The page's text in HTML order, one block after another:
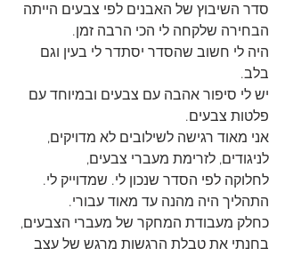
סדר השיבוץ של האבנים לפי צבעים הייתה
הבחירה שלקחה לי הכי הרבה זמן.
היה לי חשוב שהסדר יסתדר לי בעין וגם
בלב.
יש לי סיפור אהבה עם צבעים ובמיוחד עם
פלטות צבעים.
אני מאוד רגישה לשילובים לא מדויקים,
לניגודים, לזרימת מעברי צבעים,
לחלוקה לפי הסדר שנכון לי. שמדוייק לי.
התהליך היה מהנה עד מאוד עבורי.
כחלק מעבודת המחקר של מעברי הצבעים,
בחנתי את טבלת הרגשות מרגש של עצב